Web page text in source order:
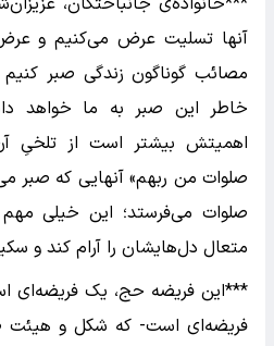
آنها تسلیت عرض می‌کنیم و
مصائب گوناگون زندگی صبر
خاطر این صبر به ما خواهد
اهمیتش بیشتر است از تلخیِ
صلوات من ربهم» آنهایی که صبر
صلوات می‌فرستد؛ این خیلی
متعال دل‌هایشان را آرام کند و
***این فریضه حج، یک فریضه‌ای
فریضه‌ای است- که شکل و هیئت